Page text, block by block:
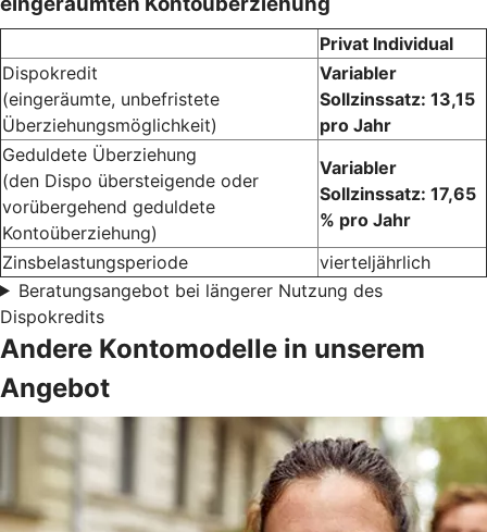
Privat Individual
Dispokredit
(eingeräumte, unbefristete
Überziehungsmöglichkeit)
Variabler
Sollzinssatz: 13,15
pro Jahr
Geduldete Überziehung
(den Dispo übersteigende oder
vorübergehend geduldete
Kontoüberziehung)
Variabler
Sollzinssatz: 17,65
% pro Jahr
Zinsbelastungsperiode
vierteljährlich
Beratungsangebot bei längerer Nutzung des
Dispokredits
Andere Kontomodelle in unserem
Angebot